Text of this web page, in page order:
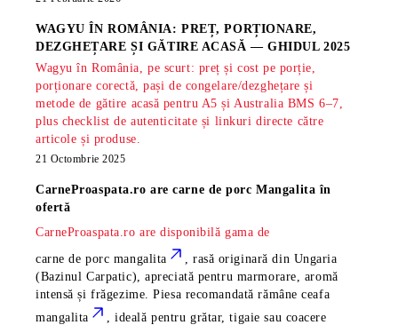
WAGYU ÎN ROMÂNIA: PREȚ, PORȚIONARE,
DEZGHEȚARE ȘI GĂTIRE ACASĂ — GHIDUL 2025
Wagyu în România, pe scurt: preț și cost pe porție,
porționare corectă, pași de congelare/dezghețare și
metode de gătire acasă pentru A5 și Australia BMS 6–7,
plus checklist de autenticitate și linkuri directe către
articole și produse.
21 Octombrie 2025
CarneProaspata.ro arecarne de porc Mangalita în
ofertă
CarneProaspata.ro are disponibilă gama de
carne de porc mangalita
, rasă originară din Ungaria
(Bazinul Carpatic), apreciată pentru marmorare, aromă
intensă și frăgezime. Piesa recomandată rămâneceafa
mangalita
, ideală pentru grătar, tigaie sau coacere